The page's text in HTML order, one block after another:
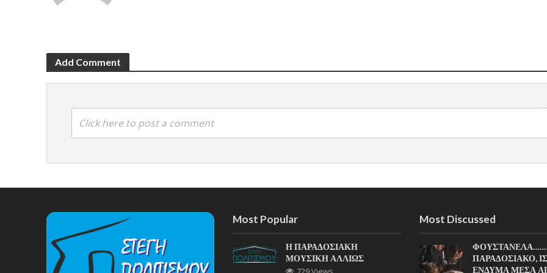
Add Comment
Click here to post a comment
Most Popular
Η ΠΑΡΑΔΟΣΙΑΚΗ
ΜΟΥΣΙΚΗ ΑΛΛΙΩΣ
Most Discussed
ΠΑΡΑΔΟΣΙΑΚΟ,
ΕΝΔΥΜΑ ΜΕΣΑ